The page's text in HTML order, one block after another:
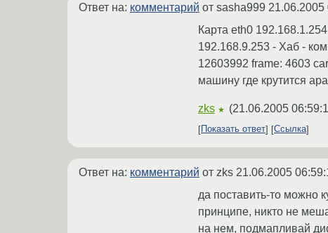
Ответ на: комментарий от sasha999 21.06.2005
Карта eth0
192.168.9.253 - Хаб -
12603992 frame: 4603
машину где крутится
zks ★ (21.06.2005
Показать ответ
Ссылка
Ответ на: комментарий от zks 21.06.2005
да поставить-то можно
принципе, никто не
на нем, подмапливай